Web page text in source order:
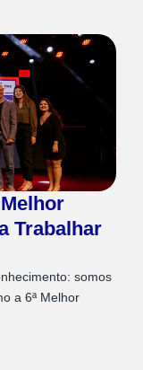
Trabalhar
somos
a 6ª Melhor